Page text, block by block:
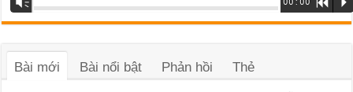
phát
âm
Bài mới Bài nổi bật Phản hồi Thẻ